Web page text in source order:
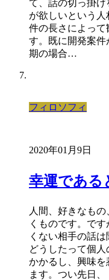
て、話の切っ掛
が欲しいという
件の長さによって
す。既に開発案
期の場合…
フィロソフィ
2020年01月9日
幸運である
人間、好きなも
くものです。で
くない相手の話
どうしたって個
かかるし、興味を
ます。つい先日